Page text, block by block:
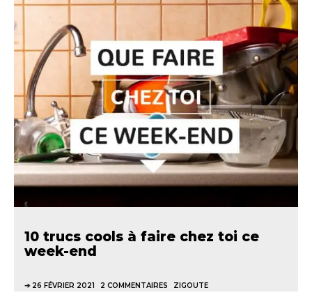
10 trucs cools à faire chez toi ce
week-end
26 FÉVRIER 2021 2 COMMENTAIRES ZIGOUTE